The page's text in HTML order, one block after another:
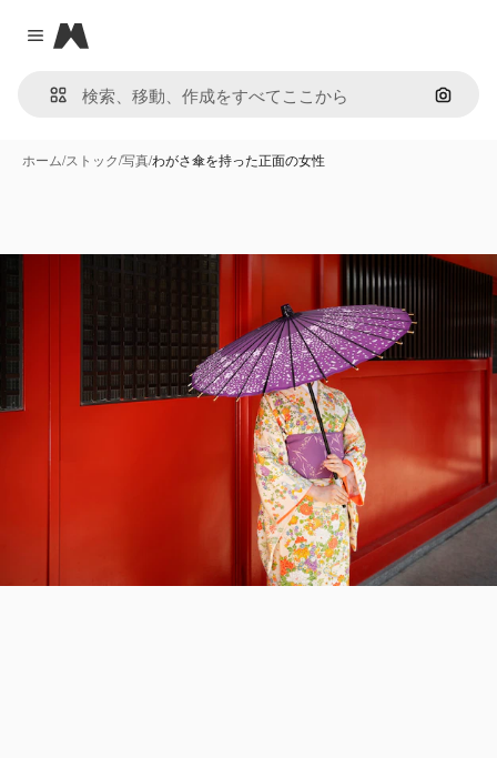
Close menu
Magnific
画像で
ホーム/ストック/写真/わがさ傘を持った正面の女性